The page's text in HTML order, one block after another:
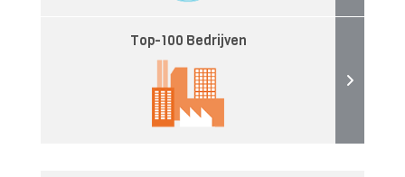
Top-100 Bedrijven